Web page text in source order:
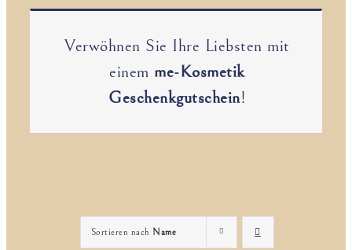
Verwöhnen Sie Ihre Liebsten mit
einem me-Kosmetik
Geschenkgutschein!
Sortieren nach Name